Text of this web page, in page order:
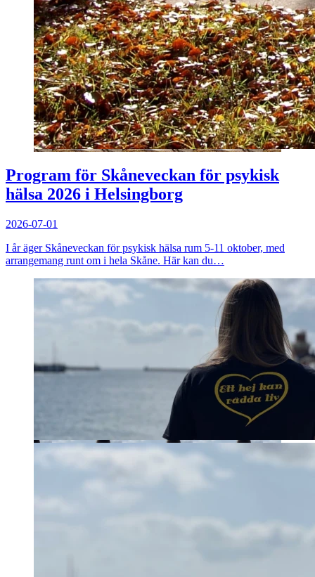
Program för Skåneveckan för psykisk
hälsa 2026 i Helsingborg
2026-07-01
I år äger Skåneveckan för psykisk hälsa rum 5-11 oktober, med
arrangemang runt om i hela Skåne. Här kan du…